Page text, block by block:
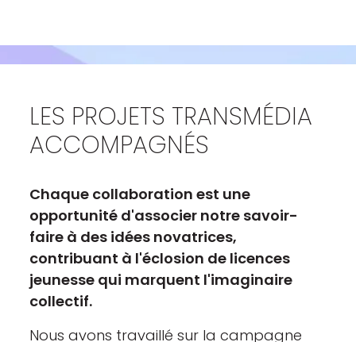
LES PROJETS TRANSMÉDIA
ACCOMPAGNÉS
Chaque collaboration est une
opportunité d'associer notre savoir-
faire à des idées novatrices,
contribuant à l'éclosion de licences
jeunesse qui marquent l'imaginaire
collectif.
Nous avons travaillé sur la campagne